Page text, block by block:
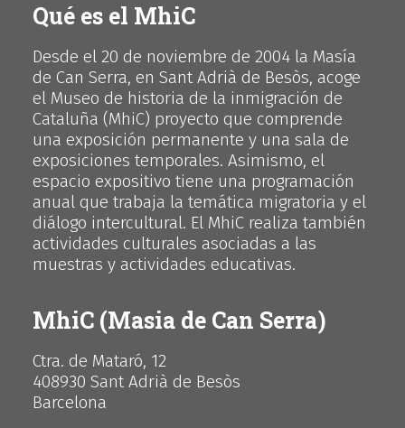
Qué es el MhiC
Desde el 20 de noviembre de 2004 la Masía
de Can Serra, en Sant Adrià de Besòs, acoge
el Museo de historia de la inmigración de
Cataluña (MhiC) proyecto que comprende
una exposición permanente y una sala de
exposiciones temporales. Asimismo, el
espacio expositivo tiene una programación
anual que trabaja la temática migratoria y el
diálogo intercultural. El MhiC realiza también
actividades culturales asociadas a las
muestras y actividades educativas.
MhiC (Masia de Can Serra)
Ctra. de Mataró, 12
408930 Sant Adrià de Besòs
Barcelona